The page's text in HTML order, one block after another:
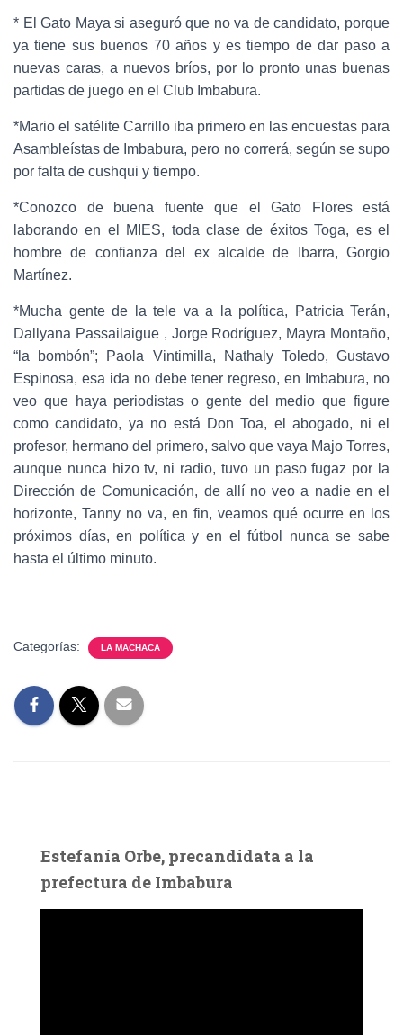
* El Gato Maya si aseguró que no va de candidato, porque
ya tiene sus buenos 70 años y es tiempo de dar paso a
nuevas caras, a nuevos bríos, por lo pronto unas buenas
partidas de juego en el Club Imbabura.
*Mario el satélite Carrillo iba primero en las encuestas para
Asambleístas de Imbabura, pero no correrá, según se supo
por falta de cushqui y tiempo.
*Conozco de buena fuente que el Gato Flores está
laborando en el MIES, toda clase de éxitos Toga, es el
hombre de confianza del ex alcalde de Ibarra, Gorgio
Martínez.
*Mucha gente de la tele va a la política, Patricia Terán,
Dallyana Passailaigue , Jorge Rodríguez, Mayra Montaño,
“la bombón”; Paola Vintimilla, Nathaly Toledo, Gustavo
Espinosa, esa ida no debe tener regreso, en Imbabura, no
veo que haya periodistas o gente del medio que figure
como candidato, ya no está Don Toa, el abogado, ni el
profesor, hermano del primero, salvo que vaya Majo Torres,
aunque nunca hizo tv, ni radio, tuvo un paso fugaz por la
Dirección de Comunicación, de allí no veo a nadie en el
horizonte, Tanny no va, en fin, veamos qué ocurre en los
próximos días, en política y en el fútbol nunca se sabe
hasta el último minuto.
Categorías: LA MACHACA
Estefanía Orbe, precandidata a la
prefectura de Imbabura